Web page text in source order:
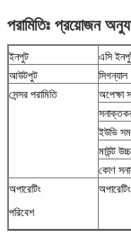
পরামিতিঃ প্রয়োজন
ইনপুট এসি
আউটপুট
সিগন্যাল
সেন্সর পরামিতি
অপেক্ষা
ইউভি
মাউন্ট
কোণ
অপারেটিং
পরিবেশ